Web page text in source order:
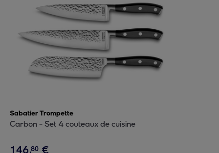
Sabatier Trompette
Carbon - Set 4 couteaux de cuisine
146,80 €